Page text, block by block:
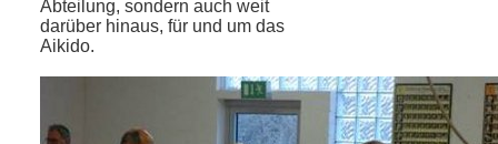
Abteilung, sondern auch weit
darüber hinaus, für und um das
Aikido.